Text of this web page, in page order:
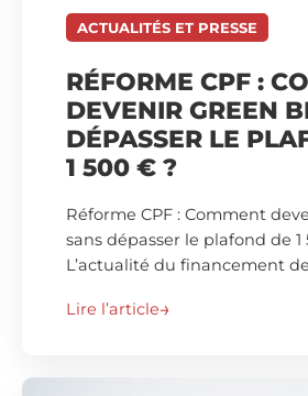
ACTUALITÉS ET PRESSE
RÉFORME CPF :
DEVENIR GREEN
DÉPASSER LE
1 500 € ?
Réforme CPF : Comment
sans dépasser le plafond de 1
L’actualité du financement
Lire l’article